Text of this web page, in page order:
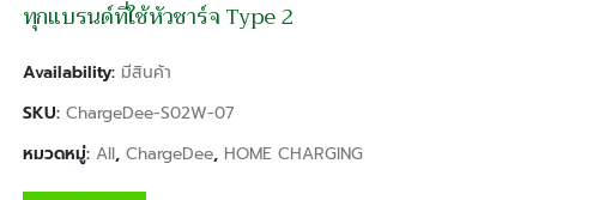
ทุกแบรนด์ที่ใช้หัวชาร์จ Type 2
Availability: มีสินค้า
SKU: ChargeDee-S02W-07
หมวดหมู่: All, ChargeDee, HOME CHARGING